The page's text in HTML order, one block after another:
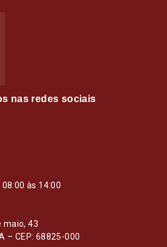
nas redes sociais
às 14:00
maio, 43
– CEP: 68825-000